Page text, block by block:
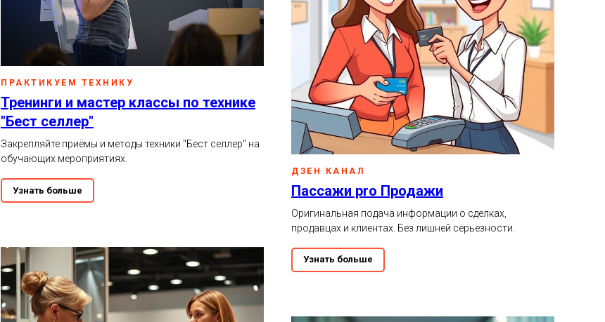
ПРАКТИКУЕМ ТЕХНИКУ
Тренинги и мастер классы по технике
"Бест селлер"
Закрепляйте приёмы и методы техники "Бест селлер" на
обучающих мероприятиях.
Узнать больше
ДЗЕН КАНАЛ
Пассажи pro Продажи
Оригинальная подача информации о сделках,
продавцах и клиентах. Без лишней серьезности.
Узнать больше